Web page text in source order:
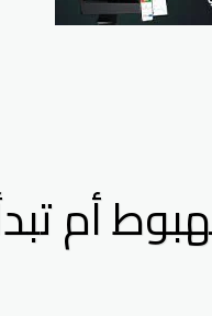
هل يستمر